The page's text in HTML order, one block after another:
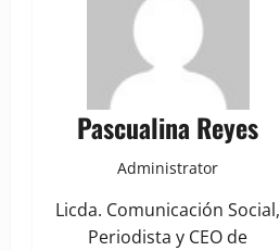
Pascualina Reyes
Administrator
Licda. Comunicación Social,
Periodista y CEO de